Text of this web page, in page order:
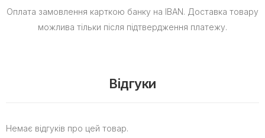
Оплата замовлення карткою банку на IBAN. Доставка товару
можлива тільки після підтвердження платежу.
Відгуки
Немає відгуків про цей товар.